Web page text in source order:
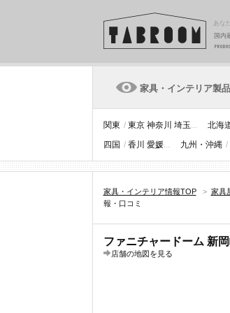
あな
国内
家具・インテリア製
関東 / 東京 神奈川 埼玉... 北海
四国 / 香川 愛媛... 九州・沖縄 /
家具・インテリア情報TOP > 家具
報・口コミ
ファニチャードーム 新
店舗の地図を見る